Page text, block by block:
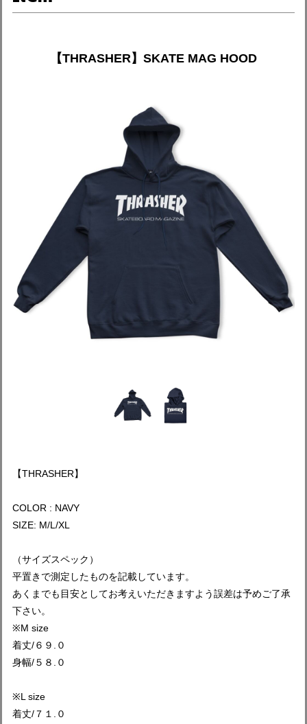
【THRASHER】SKATE MAG HOOD
【THRASHER】
COLOR : NAVY
SIZE: M/L/XL
（サイズスペック）
平置きで測定したものを記載しています。
あくまでも目安としてお考えいただきますよう誤差は予めご了承
下さい。
※M size
着丈/６９.０
身幅/５８.０
※L size
着丈/７１.０